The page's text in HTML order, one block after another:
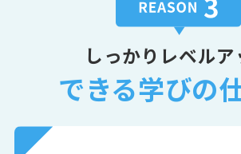
しっかりレベルア
できる学びの